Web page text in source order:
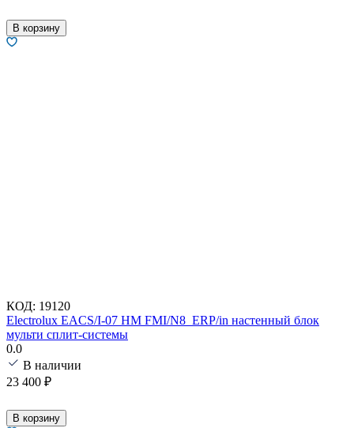
В корзину
КОД: 19120
Electrolux EACS/I-07 HM FMI/N8_ERP/in настенный блок
мульти сплит-системы
0.0
В наличии
23 400 ₽
В корзину